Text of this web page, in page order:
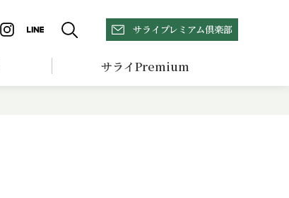
サライプレミアム倶楽部
サライPremium